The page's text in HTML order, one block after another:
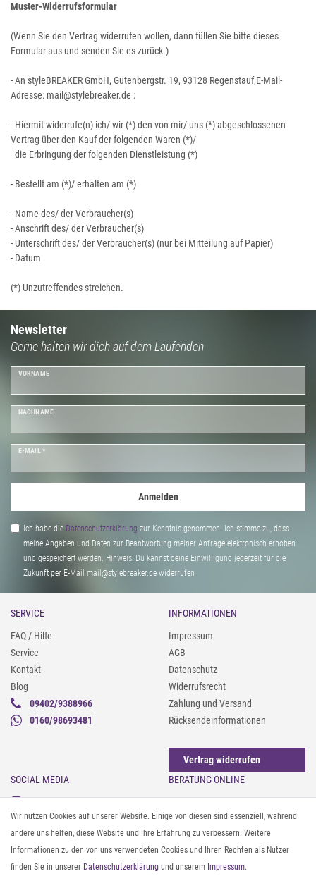
Muster-Widerrufsformular
(Wenn Sie den Vertrag widerrufen wollen, dann füllen Sie bitte dieses
Formular aus und senden Sie es zurück.)
- An styleBREAKER GmbH, Gutenbergstr. 19, 93128 Regenstauf,E-Mail-
Adresse: mail@stylebreaker.de :
- Hiermit widerrufe(n) ich/ wir (*) den von mir/ uns (*) abgeschlossenen
Vertrag über den Kauf der folgenden Waren (*)/
die Erbringung der folgenden Dienstleistung (*)
- Bestellt am (*)/ erhalten am (*)
- Name des/ der Verbraucher(s)
- Anschrift des/ der Verbraucher(s)
- Unterschrift des/ der Verbraucher(s) (nur bei Mitteilung auf Papier)
- Datum
(*) Unzutreffendes streichen.
Newsletter
Gerne halten wir dich auf dem Laufenden
VORNAME
NACHNAME
E-MAIL *
Anmelden
Ich habe die Daten­schutz­erklärung zur Kenntnis genommen. Ich stimme zu, dass
meine Angaben und Daten zur Beantwortung meiner Anfrage elektronisch erhoben
und gespeichert werden. Hinweis: Du kannst deine Einwilligung jederzeit für die
Zukunft per E-Mail mail@stylebreaker.de widerrufen
SERVICE
FAQ / Hilfe
Service
Kontakt
Blog
09402/9388966
0160/98693481
INFORMATIONEN
Impressum
AGB
Datenschutz
Widerrufsrecht
Zahlung und Versand
Rücksendeinformationen
Vertrag widerrufen
SOCIAL MEDIA
Instagram
Facebook
Pinterest
Twitter
Youtube
BERATUNG ONLINE
Gürtel messen & kürzen
Sonnenbrillen & UV-Schutz
Textilpflege
Textil- und Material-Guide
Geldbörse richtig organisieren
Wir nutzen Cookies auf unserer Website. Einige von diesen sind essenziell, während
andere uns helfen, diese Website und Ihre Erfahrung zu verbessern. Weitere
Informationen zu den von uns verwendeten Cookies und Ihren Rechten als Nutzer
finden Sie in unserer Daten­schutz­erklärung und unserem Impressum.